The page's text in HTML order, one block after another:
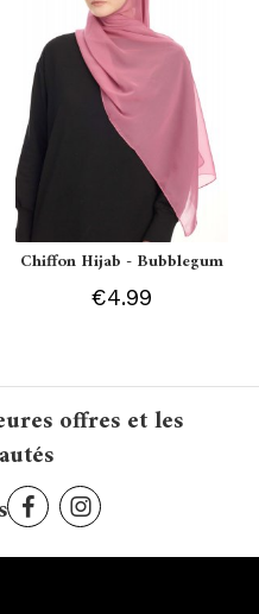
Chiffon Hijab - Bubblegum
€4.99
offres et les